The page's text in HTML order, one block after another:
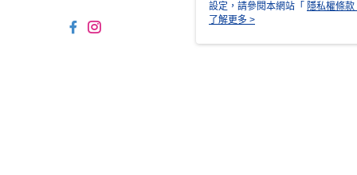
設定，請參閱本網站「 隱私權條款
使用 cookie。
了解更多 >